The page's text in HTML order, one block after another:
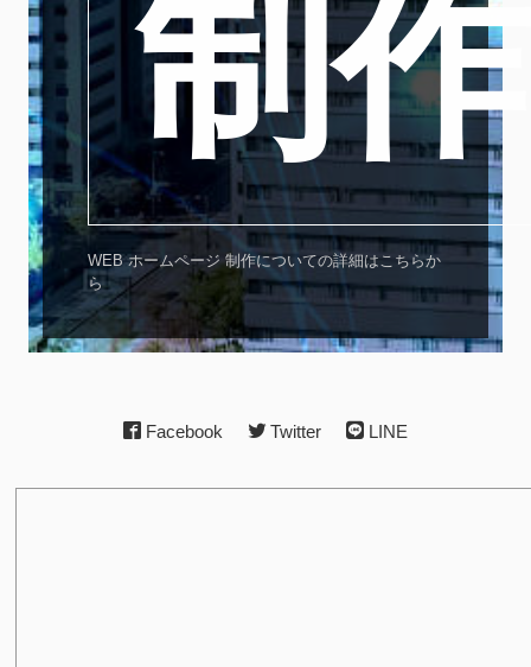
制作
WEB ホームページ 制作についての詳細はこちらか
ら
Facebook Twitter LINE